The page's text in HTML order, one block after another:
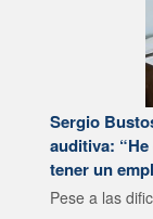
Sergio
auditiva:
tener un
Pese a las